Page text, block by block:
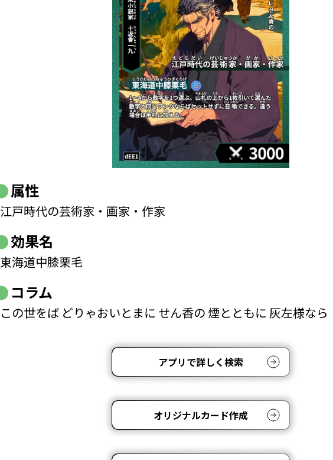
属性
江戸時代の芸術家・画家・作家
効果名
東海道中膝栗毛
コラム
この世をば どりゃおいとまに せん香の 煙とともに 灰左様なら
アプリで詳しく検索
オリジナルカード作成